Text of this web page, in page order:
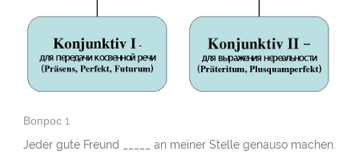
Вопрос 1
Jeder gute Freund _____ an meiner Stelle genauso machen.